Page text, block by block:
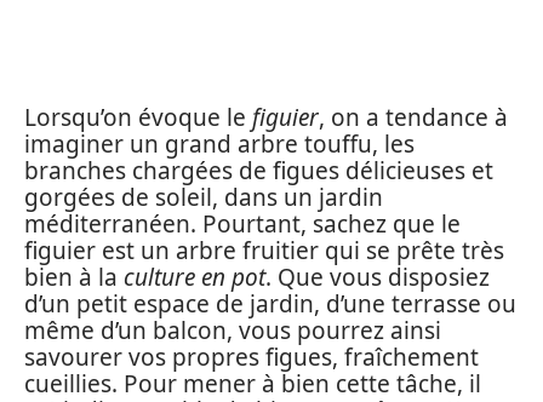
Lorsqu’on évoque le figuier, on a tendance à
imaginer un grand arbre touffu, les
branches chargées de figues délicieuses et
gorgées de soleil, dans un jardin
méditerranéen. Pourtant, sachez que le
figuier est un arbre fruitier qui se prête très
bien à la culture en pot. Que vous disposiez
d’un petit espace de jardin, d’une terrasse ou
même d’un balcon, vous pourrez ainsi
savourer vos propres figues, fraîchement
cueillies. Pour mener à bien cette tâche, il